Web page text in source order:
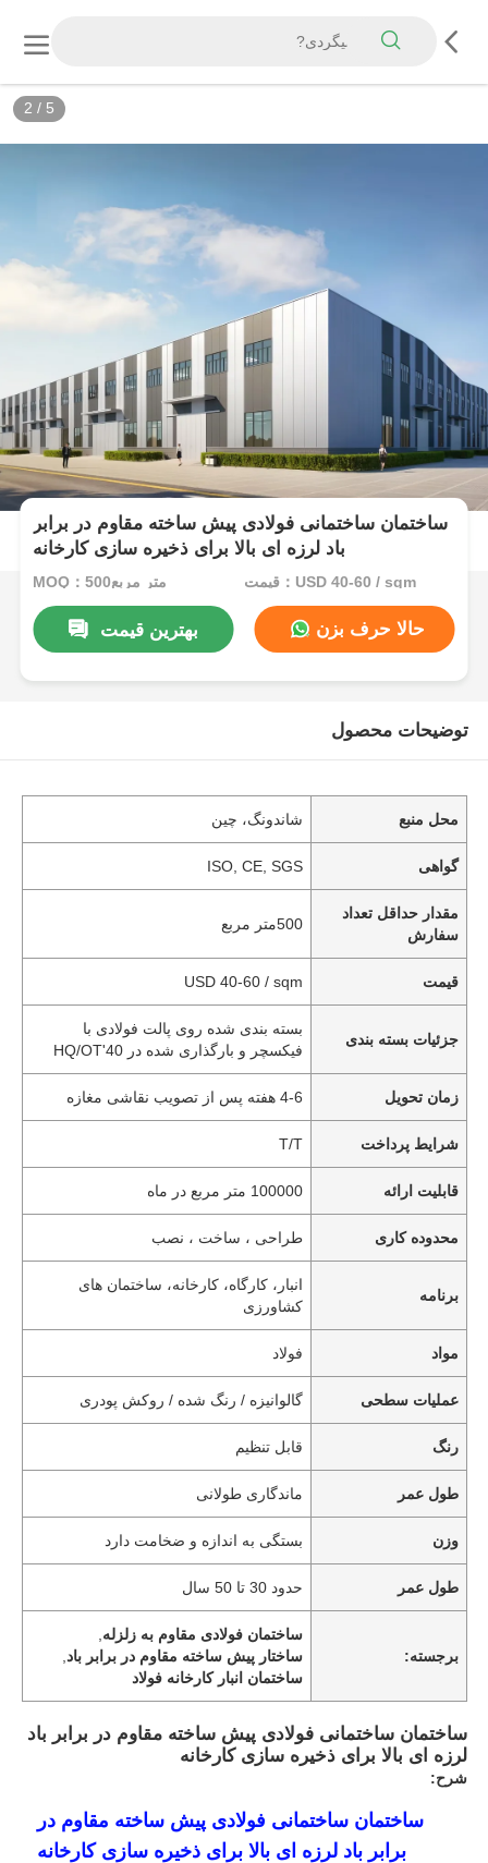
3 / 5
ساختمان ساختمانی فولادی پیش ساخته مقاوم در برابر
باد لرزه ای بالا برای ذخیره سازی کارخانه
MOQ：500متر مربع قیمت：USD 40-60 / sqm
بهترین قیمت حالا حرف بزن
توضیحات محصول
محل منبع شاندونگ، چین
گواهی ISO, CE, SGS
مقدار حداقل تعداد
سفارش
500متر مربع
قیمت USD 40-60 / sqm
جزئیات بسته بندی
بسته بندی شده روی پالت فولادی با
فیکسچر و بارگذاری شده در 40'HQ/OT
زمان تحویل 4-6 هفته پس از تصویب نقاشی مغازه
شرایط پرداخت T/T
قابلیت ارائه 100000 متر مربع در ماه
محدوده کاری طراحی ، ساخت ، نصب
برنامه
انبار، کارگاه، کارخانه، ساختمان های
کشاورزی
مواد فولاد
عملیات سطحی گالوانیزه / رنگ شده / روکش پودری
رنگ قابل تنظیم
طول عمر ماندگاری طولانی
وزن بستگی به اندازه و ضخامت دارد
طول عمر حدود 30 تا 50 سال
برجسته:
ساختمان فولادی مقاوم به زلزله
ساختار پیش ساخته مقاوم در برابر باد
ساختمان انبار کارخانه فولاد
ساختمان ساختمانی فولادی پیش ساخته مقاوم در برابر باد
لرزه ای بالا برای ذخیره سازی کارخانه
شرح:
ساختمان ساختمانی فولادی پیش ساخته مقاوم در
برابر باد لرزه ای بالا برای ذخیره سازی کارخانه